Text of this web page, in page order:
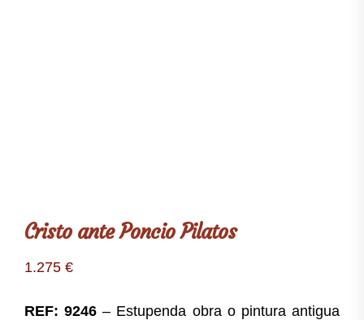
Cristo ante Poncio Pilatos
1.275 €
REF: 9246 – Estupenda obra o pintura antigua